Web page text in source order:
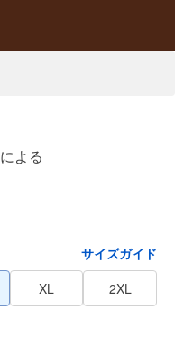
による
サイズガイド
XL
2XL